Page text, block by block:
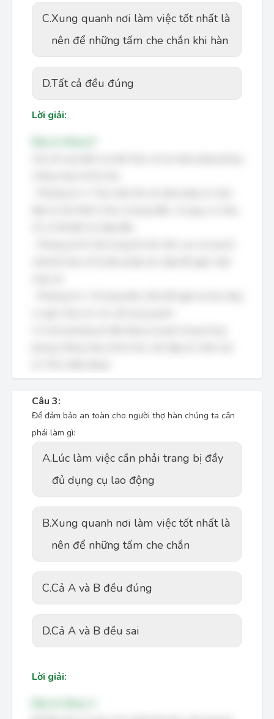
C.Xung quanh nơi làm việc tốt nhất là
nên để những tấm che chắn khi hàn
D.Tất cả đều đúng
Lời giải:
Câu 3:
Để đảm bảo an toàn cho người thợ hàn chúng ta cần
phải làm gì:
A.Lúc làm việc cần phải trang bị đầy
đủ dụng cụ lao động
B.Xung quanh nơi làm việc tốt nhất là
nên để những tấm che chắn
C.Cả A và B đều đúng
D.Cả A và B đều sai
Lời giải: